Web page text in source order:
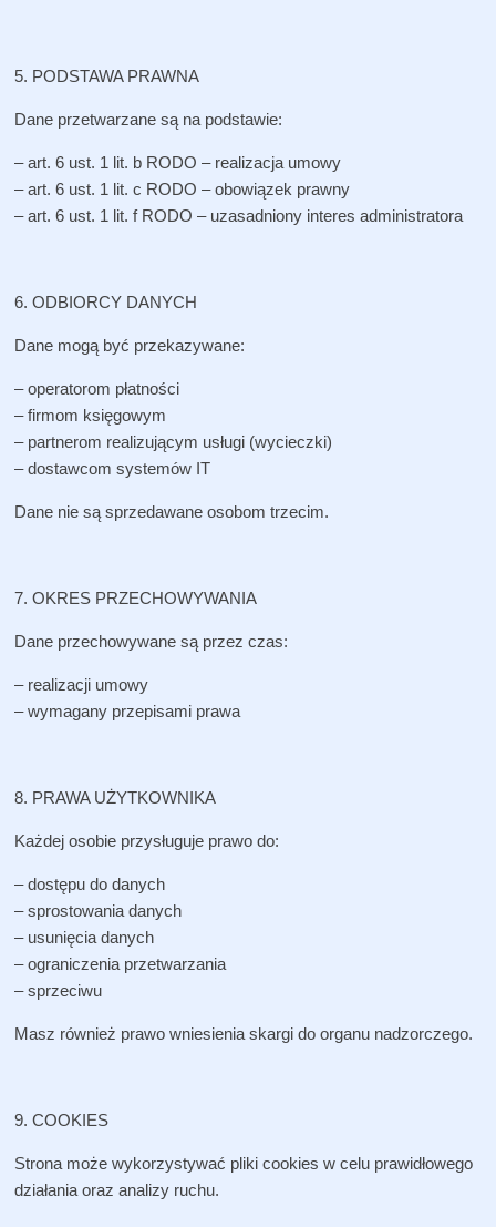
5. PODSTAWA PRAWNA
Dane przetwarzane są na podstawie:
– art. 6 ust. 1 lit. b RODO – realizacja umowy
– art. 6 ust. 1 lit. c RODO – obowiązek prawny
– art. 6 ust. 1 lit. f RODO – uzasadniony interes administratora
6. ODBIORCY DANYCH
Dane mogą być przekazywane:
– operatorom płatności
– firmom księgowym
– partnerom realizującym usługi (wycieczki)
– dostawcom systemów IT
Dane nie są sprzedawane osobom trzecim.
7. OKRES PRZECHOWYWANIA
Dane przechowywane są przez czas:
– realizacji umowy
– wymagany przepisami prawa
8. PRAWA UŻYTKOWNIKA
Każdej osobie przysługuje prawo do:
– dostępu do danych
– sprostowania danych
– usunięcia danych
– ograniczenia przetwarzania
– sprzeciwu
Masz również prawo wniesienia skargi do organu nadzorczego.
9. COOKIES
Strona może wykorzystywać pliki cookies w celu prawidłowego
działania oraz analizy ruchu.